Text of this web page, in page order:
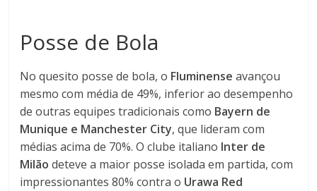
Posse de Bola
No quesito posse de bola, o Fluminense avançou
mesmo com média de 49%, inferior ao desempenho
de outras equipes tradicionais como Bayern de
Munique e Manchester City, que lideram com
médias acima de 70%. O clube italiano Inter de
Milão deteve a maior posse isolada em partida, com
impressionantes 80% contra o Urawa Red